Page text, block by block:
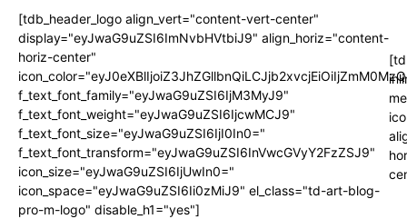
[tdb_header_logo align_vert="content-vert-center"
display="eyJwaG9uZSI6ImNvbHVtbiJ9" align_horiz="content-
horiz-center"
f_text_font_family="eyJwaG9uZSI6IjM3MyJ9"
f_text_font_weight="eyJwaG9uZSI6IjcwMCJ9"
f_text_font_size="eyJwaG9uZSI6IjI0In0="
f_text_font_transform="eyJwaG9uZSI6InVwcGVyY2FzZSJ9"
icon_size="eyJwaG9uZSI6IjUwIn0="
icon_space="eyJwaG9uZSI6Ii0zMiJ9" el_class="td-art-blog-
pro-m-logo" disable_h1="yes"]